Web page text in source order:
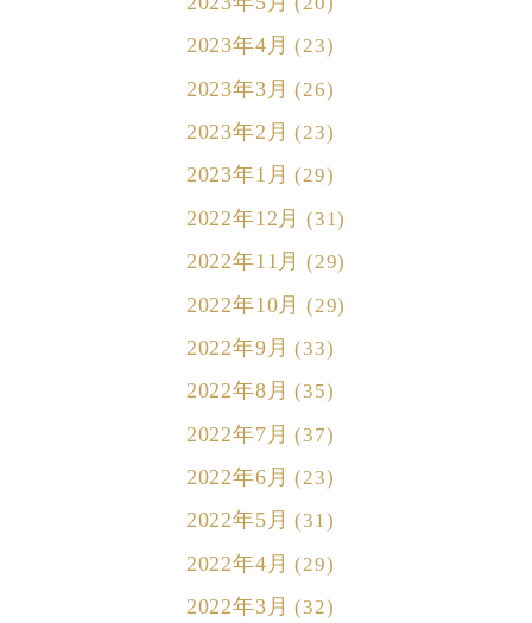
2023年4月 (23)
2023年3月 (26)
2023年2月 (23)
2023年1月 (29)
2022年12月 (31)
2022年11月 (29)
2022年10月 (29)
2022年9月 (33)
2022年8月 (35)
2022年7月 (37)
2022年6月 (23)
2022年5月 (31)
2022年4月 (29)
2022年3月 (32)